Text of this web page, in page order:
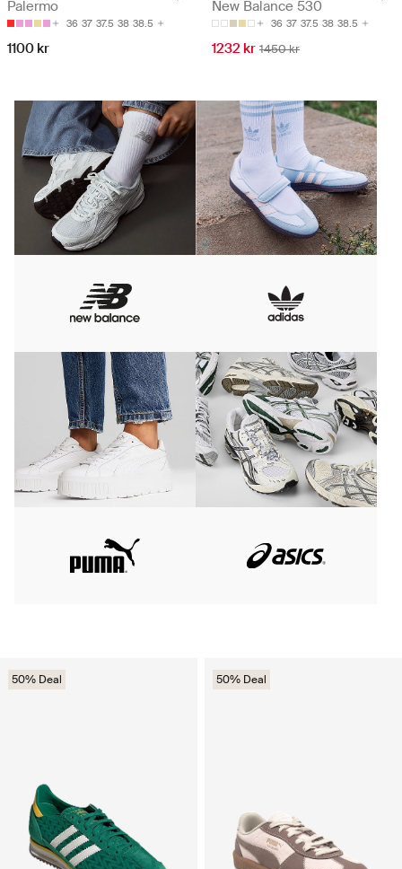
Palermo
36 37 37.5 38 38.5
1100 kr
New Balance 530
36 37 37.5 38 38.5
1232 kr 1450 kr
50% Deal 50% Deal